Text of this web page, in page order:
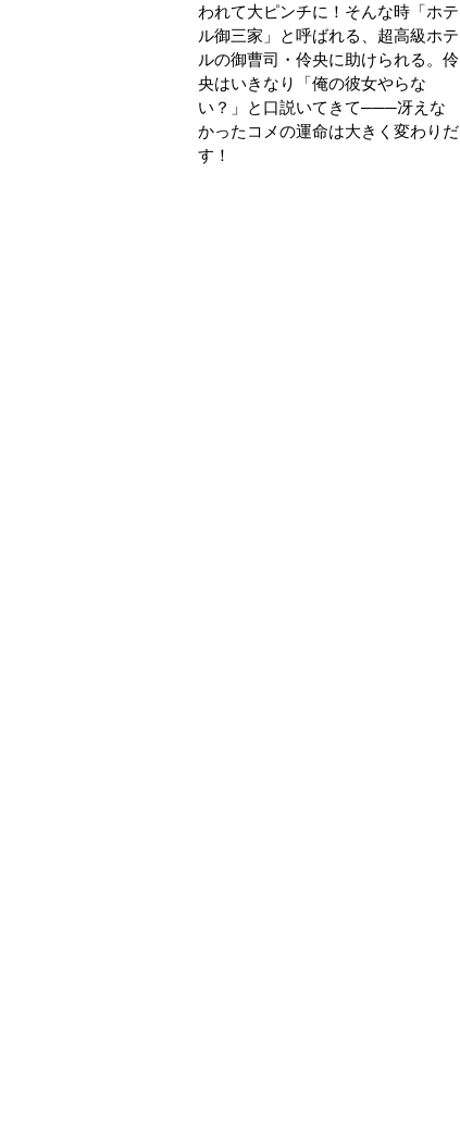
われて大ピンチに！そんな時「ホテ
ル御三家」と呼ばれる、超高級ホテ
ルの御曹司・伶央に助けられる。伶
央はいきなり「俺の彼女やらな
い？」と口説いてきて───冴えな
かったコメの運命は大きく変わりだ
す！